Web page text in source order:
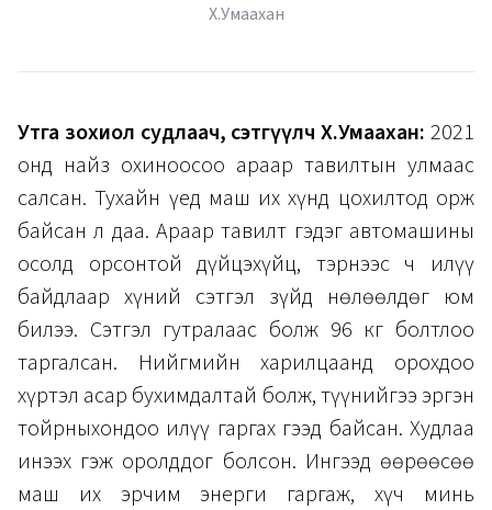
Х.Умаахан
Утга зохиол судлаач, сэтгүүлч Х.Умаахан: 2021
онд найз охиноосоо араар тавилтын улмаас
салсан. Тухайн үед маш их хүнд цохилтод орж
байсан л даа. Араар тавилт гэдэг автомашины
осолд орсонтой дүйцэхүйц, тэрнээс ч илүү
байдлаар хүний сэтгэл зүйд нөлөөлдөг юм
билээ. Сэтгэл гутралаас болж 96 кг болтлоо
таргалсан. Нийгмийн харилцаанд орохдоо
хүртэл асар бухимдалтай болж, түүнийгээ эргэн
тойрныхондоо илүү гаргах гээд байсан. Худлаа
инээх гэж оролддог болсон. Ингээд өөрөөсөө
маш их эрчим энерги гаргаж, хүч минь